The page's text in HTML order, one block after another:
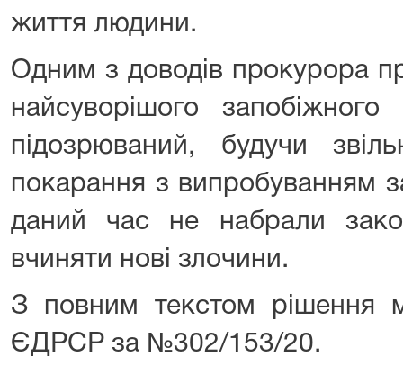
життя людини.
Одним з доводів прокурора
найсуворішого
підозрюваний, будучи
покарання з випробуванням
даний час не набрали
вчиняти нові злочини.
З повним текстом рішення
ЄДРСР за №302/153/20.